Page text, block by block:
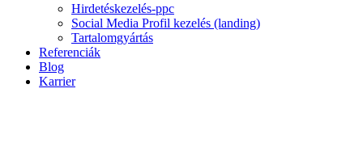
Hirdetéskezelés-ppc
Social Media Profil kezelés (landing)
Tartalomgyártás
Referenciák
Blog
Karrier